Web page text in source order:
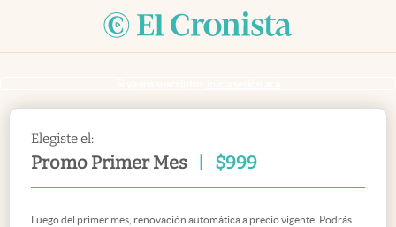
Elegiste el:
Promo Primer Mes $999
Luego del primer mes, renovación automática a precio vigente. Podrás